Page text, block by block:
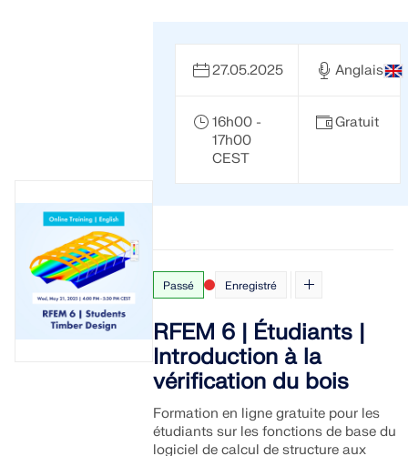
27.05.2025 Anglais
16h00 -
17h00
CEST
Gratuit
Passé Enregistré
RFEM 6 | Étudiants |
Introduction à la
vérification du bois
Formation en ligne gratuite pour les
étudiants sur les fonctions de base du
logiciel de calcul de structure aux